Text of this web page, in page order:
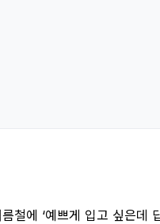
에 ‘예쁘게 입고 싶은데